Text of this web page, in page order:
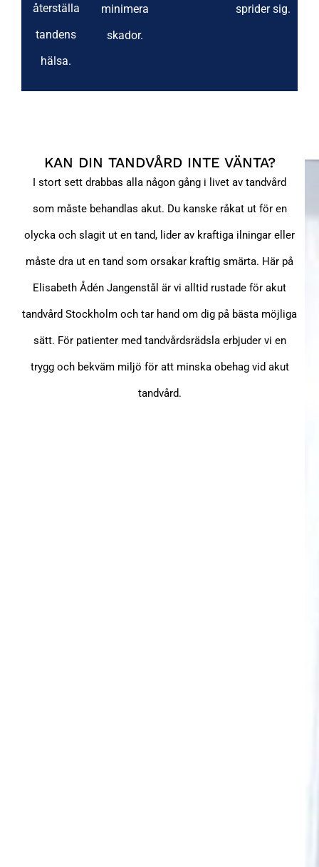
återställa
tandens
hälsa.
minimera
skador.
sprider sig.
KAN DIN TANDVÅRD INTE VÄNTA?
I stort sett drabbas alla någon gång i livet av tandvård
som måste behandlas akut. Du kanske råkat ut för en
olycka och slagit ut en tand, lider av kraftiga ilningar eller
måste dra ut en tand som orsakar kraftig smärta. Här på
Elisabeth Ådén Jangenstål är vi alltid rustade för akut
tandvård Stockholm och tar hand om dig på bästa möjliga
sätt. För patienter med tandvårdsrädsla erbjuder vi en
trygg och bekväm miljö för att minska obehag vid akut
tandvård.